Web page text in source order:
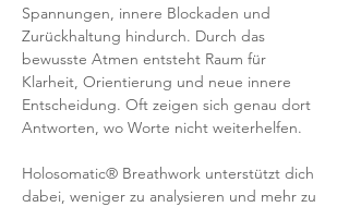
Spannungen, innere Blockaden und
Zurückhaltung hindurch. Durch das
bewusste Atmen entsteht Raum für
Klarheit, Orientierung und neue innere
Entscheidung. Oft zeigen sich genau dort
Antworten, wo Worte nicht weiterhelfen.
Holosomatic® Breathwork unterstützt dich
dabei, weniger zu analysieren und mehr zu